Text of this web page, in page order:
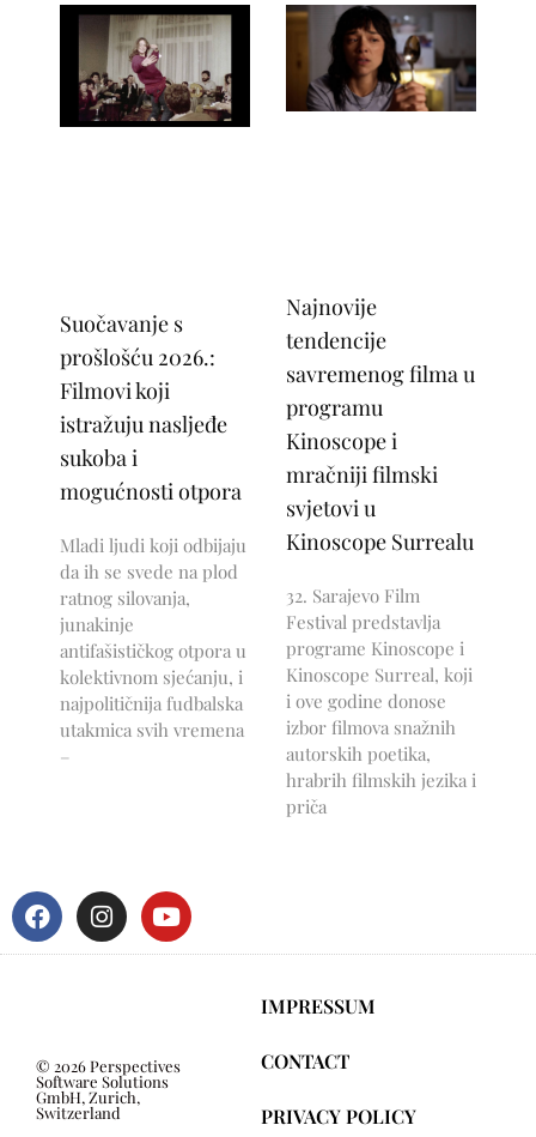
Suočavanje s
prošlošću 2026.:
Filmovi koji
istražuju nasljeđe
sukoba i
mogućnosti otpora
Mladi ljudi koji odbijaju
da ih se svede na plod
ratnog silovanja,
junakinje
antifašističkog otpora u
kolektivnom sjećanju, i
najpolitičnija fudbalska
utakmica svih vremena
–
Najnovije
tendencije
savremenog filma u
programu
Kinoscope i
mračniji filmski
svjetovi u
Kinoscope Surrealu
32. Sarajevo Film
Festival predstavlja
programe Kinoscope i
Kinoscope Surreal, koji
i ove godine donose
izbor filmova snažnih
autorskih poetika,
hrabrih filmskih jezika i
priča
© 2026 Perspectives
Software Solutions
GmbH, Zurich,
Switzerland
IMPRESSUM
CONTACT
PRIVACY POLICY